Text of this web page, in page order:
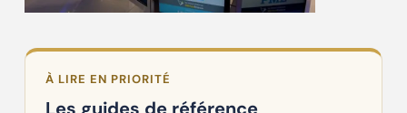
À LIRE EN PRIORITÉ